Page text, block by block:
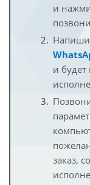
и
и
заказ,